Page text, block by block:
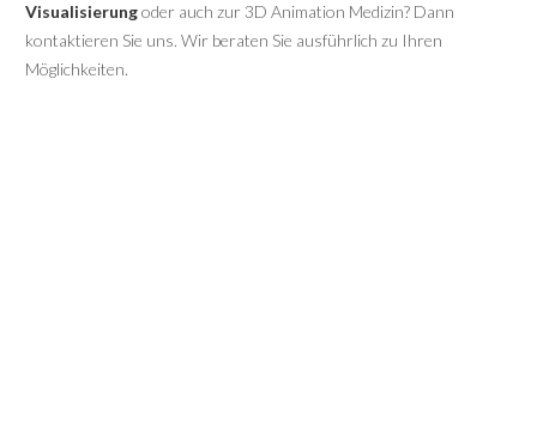
Visualisierungoder auch zur 3D Animation Medizin? Dann
kontaktieren Sie uns. Wir beraten Sie ausführlich zu Ihren
Möglichkeiten.